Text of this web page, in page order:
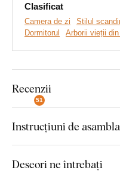
Decorațiune din
Ideal ca și cadou
Perfect pentru
venerat ca
fertilității, precum și
puterea din rădăcini, iar
încărcându-se cu energie
Clasificat
Camera de zi Stilul
Dormitorul
Arborii vieții
Recenzii
51
Instrucțiuni de
Deseori ne întrebați